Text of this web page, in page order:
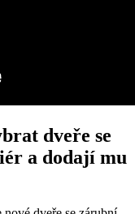
dveře se
a dodají mu